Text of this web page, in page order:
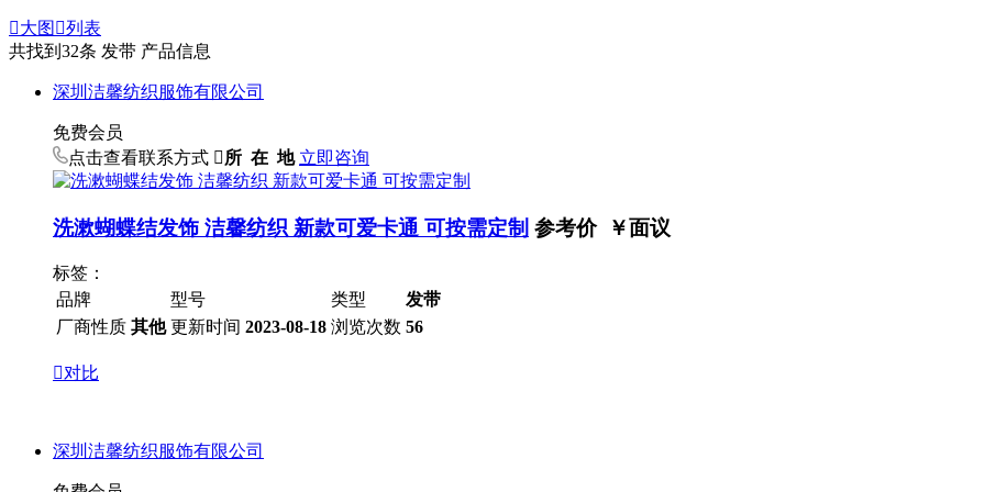
大图 列表
共找到 32条 发带 产品信息
深圳洁馨纺织服饰有限公司
免费会员
点击查看联系方式 所 在 地 立即咨询
洗漱蝴蝶结发饰 洁馨纺织 新款可爱卡通 可按需定制 参考价 ￥面议
标签：
品牌
型号 类型
发带
厂商性质 其他 更新时间 2023-08-18 浏览次数 56
对比
深圳洁馨纺织服饰有限公司